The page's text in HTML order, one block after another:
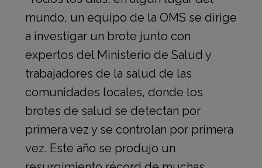
mundo, un equipo de la OMS se dirige
a investigar un brote junto con
expertos del Ministerio de Salud y
trabajadores de la salud de las
comunidades locales, donde los
brotes de salud se detectan por
primera vez y se controlan por primera
vez. Este año se produjo un